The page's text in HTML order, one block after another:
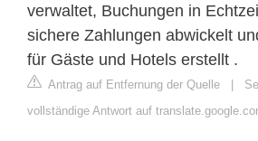
verwaltet, Buchungen in
sichere Zahlungen abwickelt
für Gäste und Hotels erstellt .
Antrag auf Entfernung der Quelle
vollständige Antwort auf